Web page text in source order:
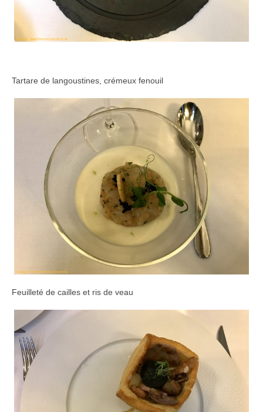
Tartare de langoustines, crémeux fenouil
Feuilleté de cailles et ris de veau